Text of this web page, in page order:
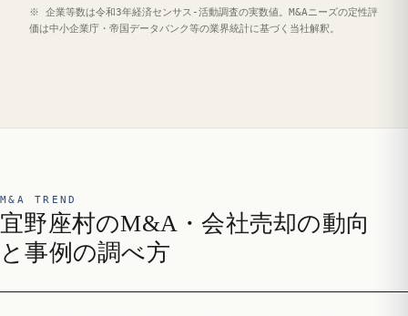
※ 企業等数は令和3年経済センサス‐活動調査の実数値。M&Aニーズの定性評
価は中小企業庁・帝国データバンク等の業界統計に基づく当社解釈。
M&A TREND
宜野座村のM&A・会社売却の動向
と事例の調べ方